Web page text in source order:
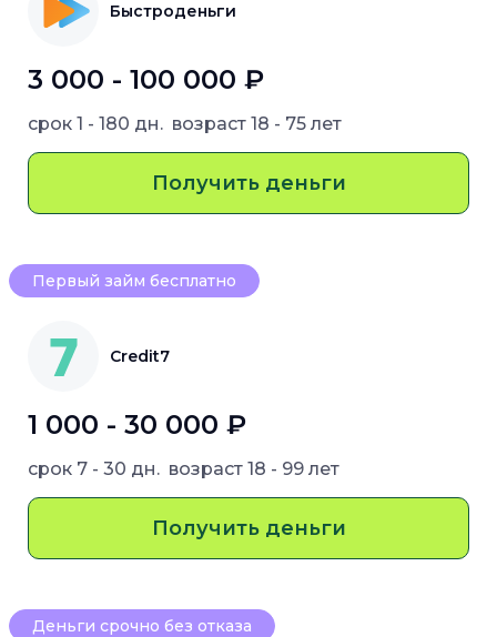
Быстроденьги
3 000 - 100 000 ₽
срок 1 - 180 дн. возраст 18 - 75 лет
Получить деньги
Первый займ бесплатно
Credit7
1 000 - 30 000 ₽
срок 7 - 30 дн. возраст 18 - 99 лет
Получить деньги
Деньги срочно без отказа